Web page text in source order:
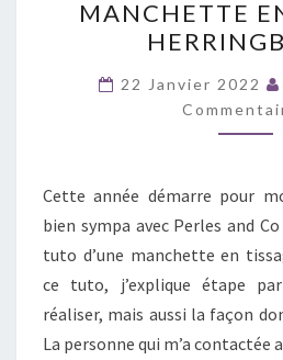
UNE
EN
MANCHETTE
22 Janvier 2022
Cette année démarre pour
bien sympa avec Perles and
tuto d’une manchette en
ce tuto, j’explique étape
réaliser, mais aussi la façon
La personne qui m’a contactée